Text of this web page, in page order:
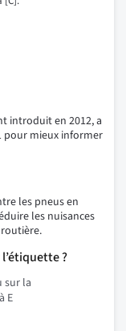
introduit en 2012, a
pour mieux informer
les pneus en
les nuisances
?
sur la
E